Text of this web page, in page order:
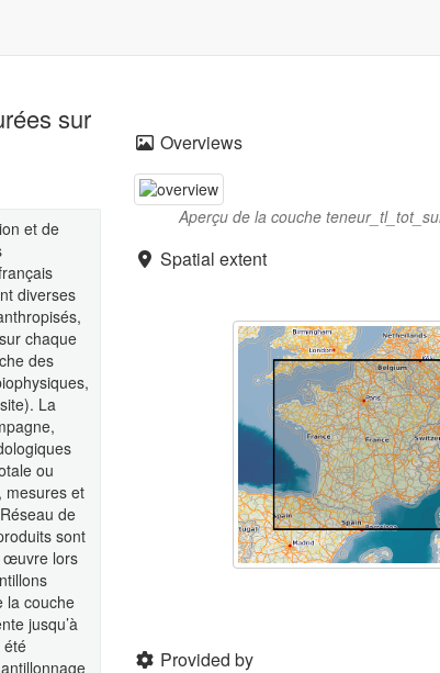
sur
et de
diverses
chaque
des
La
ou
mesures et
de
sont
œuvre lors
la couche
jusqu’à
été
Overviews
Aperçu de la couche
Spatial extent
Provided by